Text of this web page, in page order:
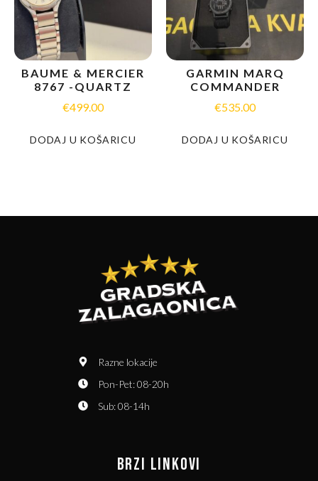
BAUME & MERCIER
8767 -QUARTZ
€499.00
DODAJ U KOŠARICU
GARMIN MARQ
COMMANDER
€535.00
DODAJ U KOŠARICU
Razne lokacije
Pon-Pet: 08-20h
Sub: 08-14h
BRZI LINKOVI